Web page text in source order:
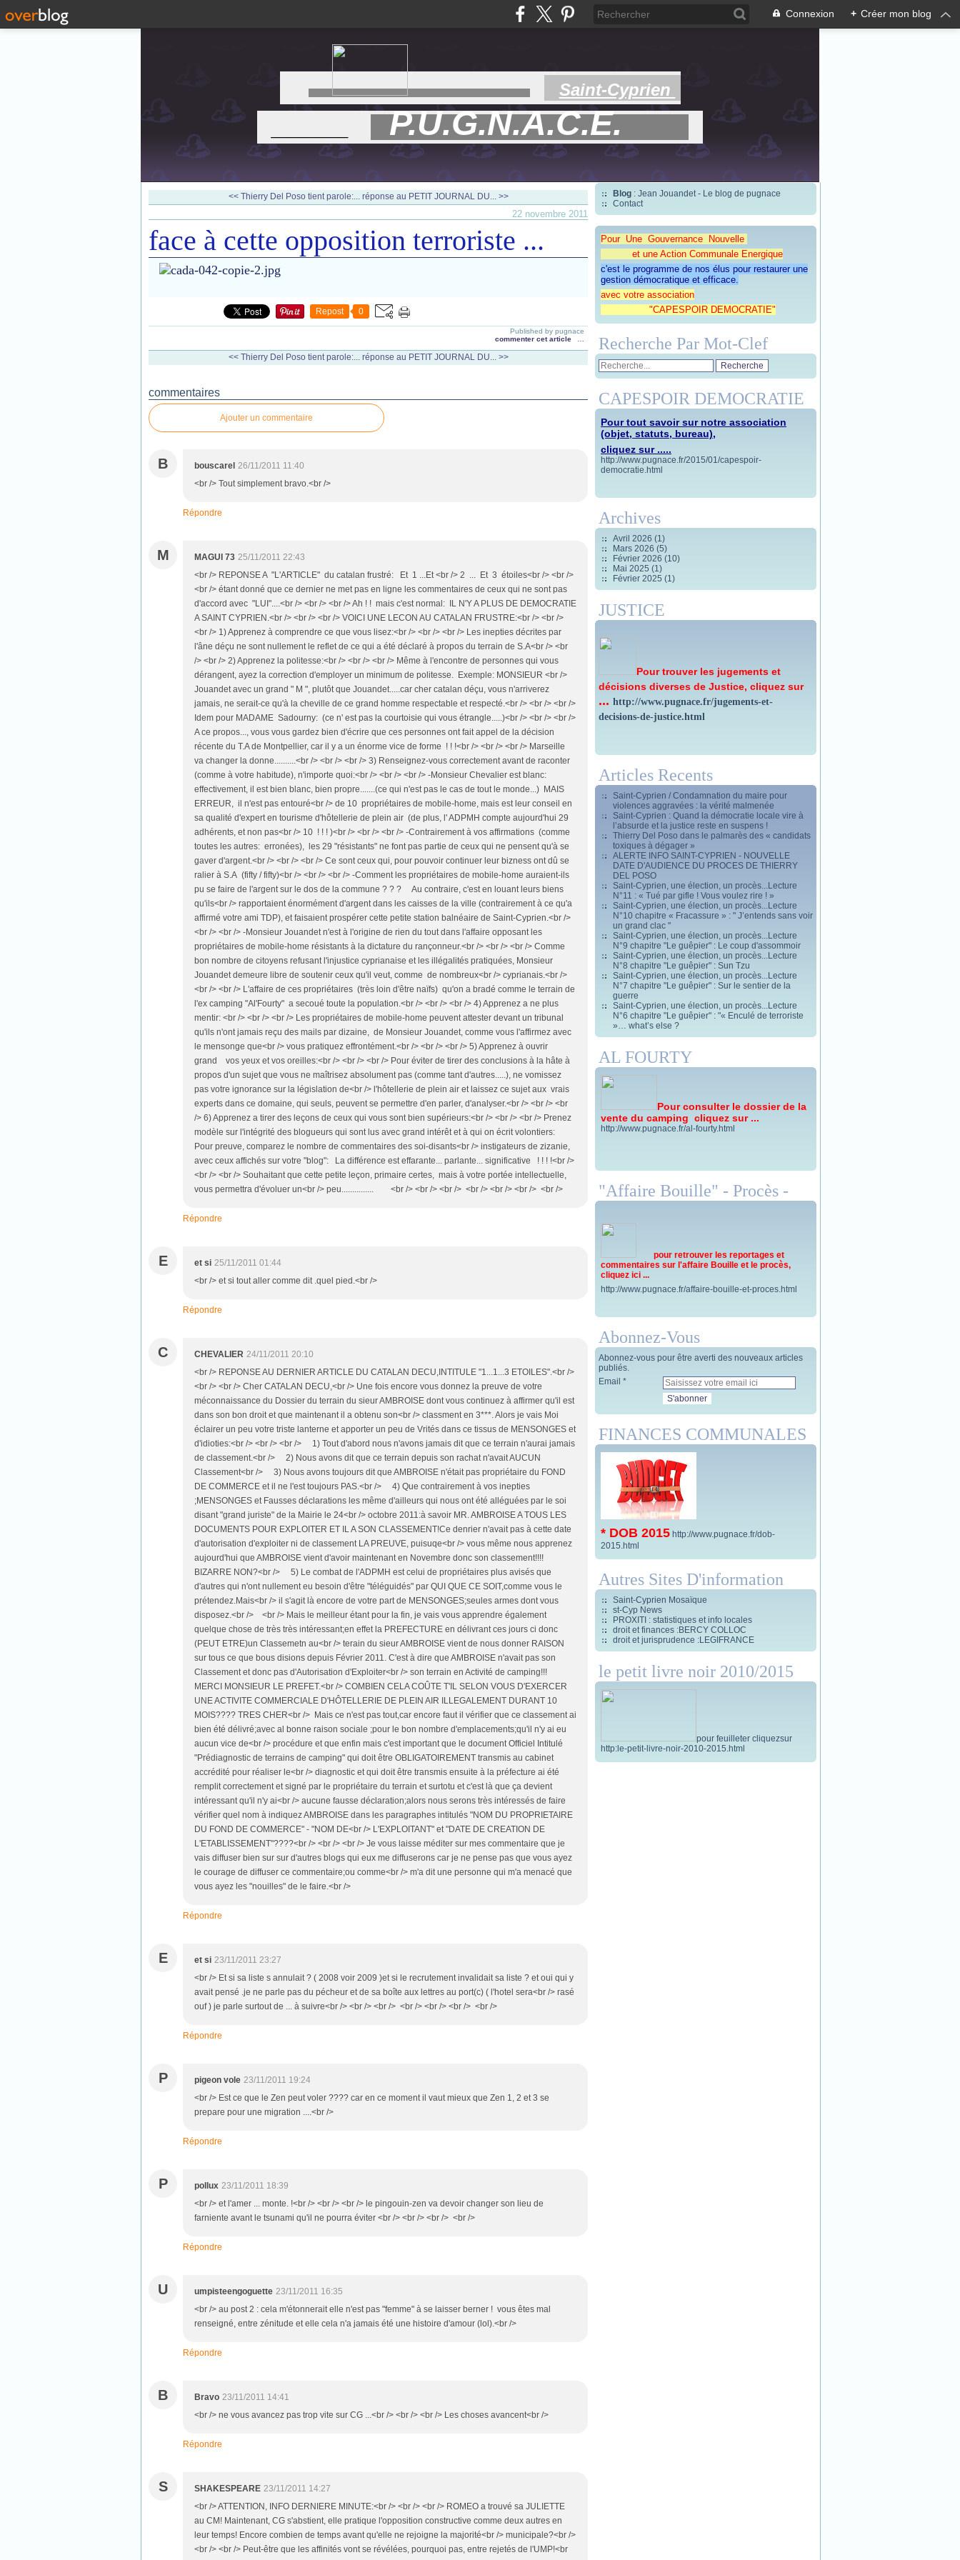
Connexion + Créer mon blog
Saint-Cyprien
P.U.G.N.A.C.E.
<< Thierry Del Poso tient parole:... réponse au PETIT JOURNAL DU... >>
22 novembre 2011
face à cette opposition terroriste ...
Repost 0
Published by pugnace
commenter cet article
<< Thierry Del Poso tient parole:... réponse au PETIT JOURNAL DU... >>
commentaires
Ajouter un commentaire
B bouscarel 26/11/2011 11:40
<br /> Tout simplement bravo.<br />
Répondre
M MAGUI 73 25/11/2011 22:43
<br /> REPONSE A "L'ARTICLE" du catalan frustré: Et 1 ...Et <br /> 2 ... Et 3 étoiles<br /> <br />
<br /> étant donné que ce dernier ne met pas en ligne les commentaires de ceux qui ne sont pas
d'accord avec "LUI"....<br /> <br /> <br /> Ah ! ! mais c'est normal: IL N'Y A PLUS DE DEMOCRATIE
A SAINT CYPRIEN.<br /> <br /> <br /> VOICI UNE LECON AU CATALAN FRUSTRE:<br /> <br />
<br /> 1) Apprenez à comprendre ce que vous lisez:<br /> <br /> <br /> Les inepties décrites par
l'âne déçu ne sont nullement le reflet de ce qui a été déclaré à propos du terrain de S.A<br /> <br
/> <br /> 2) Apprenez la politesse:<br /> <br /> <br /> Même à l'encontre de personnes qui vous
dérangent, ayez la correction d'employer un minimum de politesse. Exemple: MONSIEUR <br />
Jouandet avec un grand " M ", plutôt que Jouandet.....car cher catalan déçu, vous n'arriverez
jamais, ne serait-ce qu'à la cheville de ce grand homme respectable et respecté.<br /> <br /> <br />
Idem pour MADAME Sadourny: (ce n' est pas la courtoisie qui vous étrangle.....)<br /> <br /> <br />
A ce propos..., vous vous gardez bien d'écrire que ces personnes ont fait appel de la décision
récente du T.A de Montpellier, car il y a un énorme vice de forme ! ! !<br /> <br /> <br /> Marseille
va changer la donne..........<br /> <br /> <br /> 3) Renseignez-vous correctement avant de raconter
(comme à votre habitude), n'importe quoi:<br /> <br /> <br /> -Monsieur Chevalier est blanc:
effectivement, il est bien blanc, bien propre.......(ce qui n'est pas le cas de tout le monde...) MAIS
ERREUR, il n'est pas entouré<br /> de 10 propriétaires de mobile-home, mais est leur conseil en
sa qualité d'expert en tourisme d'hôtellerie de plein air (de plus, l' ADPMH compte aujourd'hui 29
adhérents, et non pas<br /> 10 ! ! ! )<br /> <br /> <br /> -Contrairement à vos affirmations (comme
toutes les autres: erronées), les 29 "résistants" ne font pas partie de ceux qui ne pensent qu'à se
gaver d'argent.<br /> <br /> <br /> Ce sont ceux qui, pour pouvoir continuer leur bizness ont dû se
ralier à S.A (fifty / fifty)<br /> <br /> <br /> -Comment les propriétaires de mobile-home auraient-ils
pu se faire de l'argent sur le dos de la commune ? ? ? Au contraire, c'est en louant leurs biens
qu'ils<br /> rapportaient énormément d'argent dans les caisses de la ville (contrairement à ce qu'a
affirmé votre ami TDP), et faisaient prospérer cette petite station balnéaire de Saint-Cyprien.<br />
<br /> <br /> -Monsieur Jouandet n'est à l'origine de rien du tout dans l'affaire opposant les
propriétaires de mobile-home résistants à la dictature du rançonneur.<br /> <br /> <br /> Comme
bon nombre de citoyens refusant l'injustice cyprianaise et les illégalités pratiquées, Monsieur
Jouandet demeure libre de soutenir ceux qu'il veut, comme de nombreux<br /> cyprianais.<br />
<br /> <br /> L'affaire de ces propriétaires (très loin d'être naïfs) qu'on a bradé comme le terrain de
l'ex camping "Al'Fourty" a secoué toute la population.<br /> <br /> <br /> 4) Apprenez a ne plus
mentir: <br /> <br /> <br /> Les propriétaires de mobile-home peuvent attester devant un tribunal
qu'ils n'ont jamais reçu des mails par dizaine, de Monsieur Jouandet, comme vous l'affirmez avec
le mensonge que<br /> vous pratiquez effrontément.<br /> <br /> <br /> 5) Apprenez à ouvrir
grand vos yeux et vos oreilles:<br /> <br /> <br /> Pour éviter de tirer des conclusions à la hâte à
propos d'un sujet que vous ne maîtrisez absolument pas (comme tant d'autres.....), ne vomissez
pas votre ignorance sur la législation de<br /> l'hôtellerie de plein air et laissez ce sujet aux vrais
experts dans ce domaine, qui seuls, peuvent se permettre d'en parler, d'analyser.<br /> <br /> <br
/> 6) Apprenez a tirer des leçons de ceux qui vous sont bien supérieurs:<br /> <br /> <br /> Prenez
modèle sur l'intégrité des blogueurs qui sont lus avec grand intérêt et à qui on écrit volontiers:
Pour preuve, comparez le nombre de commentaires des soi-disants<br /> instigateurs de zizanie,
avec ceux affichés sur votre "blog": La différence est effarante... parlante... significative ! ! ! !<br />
<br /> <br /> Souhaitant que cette petite leçon, primaire certes, mais à votre portée intellectuelle,
vous permettra d'évoluer un<br /> peu............... <br /> <br /> <br /> <br /> <br /> <br /> <br />
Répondre
E et si 25/11/2011 01:44
<br /> et si tout aller comme dit .quel pied.<br />
Répondre
C CHEVALIER 24/11/2011 20:10
<br /> REPONSE AU DERNIER ARTICLE DU CATALAN DECU,INTITULE "1...1...3 ETOILES".<br />
<br /> <br /> Cher CATALAN DECU,<br /> Une fois encore vous donnez la preuve de votre
méconnaissance du Dossier du terrain du sieur AMBROISE dont vous continuez à affirmer qu'il est
dans son bon droit et que maintenant il a obtenu son<br /> classment en 3***. Alors je vais Moi
éclairer un peu votre triste lanterne et apporter un peu de Vrités dans ce tissus de MENSONGES et
d'idioties:<br /> <br /> <br /> 1) Tout d'abord nous n'avons jamais dit que ce terrain n'aurai jamais
de classement.<br /> 2) Nous avons dit que ce terrain depuis son rachat n'avait AUCUN
Classement<br /> 3) Nous avons toujours dit que AMBROISE n'était pas propriétaire du FOND
DE COMMERCE et il ne l'est toujours PAS.<br /> 4) Que contrairement à vos inepties
;MENSONGES et Fausses déclarations les même d'ailleurs qui nous ont été alléguées par le soi
disant "grand juriste" de la Mairie le 24<br /> octobre 2011:à savoir MR. AMBROISE A TOUS LES
DOCUMENTS POUR EXPLOITER ET IL A SON CLASSEMENT!Ce denrier n'avait pas à cette date
d'autorisation d'exploiter ni de classement LA PREUVE, puisuqe<br /> vous même nous apprenez
aujourd'hui que AMBROISE vient d'avoir maintenant en Novembre donc son classement!!!!
BIZARRE NON?<br /> 5) Le combat de l'ADPMH est celui de propriétaires plus avisés que
d'autres qui n'ont nullement eu besoin d'être "téléguidés" par QUI QUE CE SOIT,comme vous le
prétendez.Mais<br /> il s'agit là encore de votre part de MENSONGES;seules armes dont vous
disposez.<br /> <br /> Mais le meilleur étant pour la fin, je vais vous apprendre également
quelque chose de très très intéressant;en effet la PREFECTURE en délivrant ces jours ci donc
(PEUT ETRE)un Classemetn au<br /> terain du sieur AMBROISE vient de nous donner RAISON
sur tous ce que bous disions depuis Février 2011. C'est à dire que AMBROISE n'avait pas son
Classement et donc pas d'Autorisation d'Exploiter<br /> son terrain en Activité de camping!!!
MERCI MONSIEUR LE PREFET.<br /> COMBIEN CELA COÛTE T'IL SELON VOUS D'EXERCER
UNE ACTIVITE COMMERCIALE D'HÔTELLERIE DE PLEIN AIR ILLEGALEMENT DURANT 10
MOIS???? TRES CHER<br /> Mais ce n'est pas tout,car encore faut il vérifier que ce classement ai
bien été délivré;avec al bonne raison sociale ;pour le bon nombre d'emplacements;qu'il n'y ai eu
aucun vice de<br /> procédure et que enfin mais c'est important que le document Officiel Intitulé
"Prédiagnostic de terrains de camping" qui doit être OBLIGATOIREMENT transmis au cabinet
accrédité pour réaliser le<br /> diagnostic et qui doit être transmis ensuite à la préfecture ai été
remplit correctement et signé par le propriétaire du terrain et surtotu et c'est là que ça devient
intéressant qu'il n'y ai<br /> aucune fausse déclaration;alors nous serons très intéressés de faire
vérifier quel nom à indiquez AMBROISE dans les paragraphes intitulés "NOM DU PROPRIETAIRE
DU FOND DE COMMERCE" - "NOM DE<br /> L'EXPLOITANT" et "DATE DE CREATION DE
L'ETABLISSEMENT"????<br /> <br /> <br /> Je vous laisse méditer sur mes commentaire que je
vais diffuser bien sur sur d'autres blogs qui eux me diffuserons car je ne pense pas que vous ayez
le courage de diffuser ce commentaire;ou comme<br /> m'a dit une personne qui m'a menacé que
vous ayez les "nouilles" de le faire.<br />
Répondre
E et si 23/11/2011 23:27
<br /> Et si sa liste s annulait ? ( 2008 voir 2009 )et si le recrutement invalidait sa liste ? et oui qui y
avait pensé .je ne parle pas du pécheur et de sa boîte aux lettres au port(c) ( l'hotel sera<br /> rasé
ouf ) je parle surtout de ... à suivre<br /> <br /> <br /> <br /> <br /> <br /> <br />
Répondre
P pigeon vole 23/11/2011 19:24
<br /> Est ce que le Zen peut voler ???? car en ce moment il vaut mieux que Zen 1, 2 et 3 se
prepare pour une migration ....<br />
Répondre
P pollux 23/11/2011 18:39
<br /> et l'amer ... monte. !<br /> <br /> <br /> le pingouin-zen va devoir changer son lieu de
farniente avant le tsunami qu'il ne pourra éviter <br /> <br /> <br /> <br />
Répondre
U umpisteengoguette 23/11/2011 16:35
<br /> au post 2 : cela m'étonnerait elle n'est pas "femme" à se laisser berner ! vous êtes mal
renseigné, entre zénitude et elle cela n'a jamais été une histoire d'amour (lol).<br />
Répondre
B Bravo 23/11/2011 14:41
<br /> ne vous avancez pas trop vite sur CG ...<br /> <br /> <br /> Les choses avancent<br />
Répondre
S SHAKESPEARE 23/11/2011 14:27
<br /> ATTENTION, INFO DERNIERE MINUTE:<br /> <br /> <br /> ROMEO a trouvé sa JULIETTE
au CM! Maintenant, CG s'abstient, elle pratique l'opposition constructive comme deux autres en
leur temps! Encore combien de temps avant qu'elle ne rejoigne la majorité<br /> municipale?<br />
<br /> <br /> Peut-être que les affinités vont se révélées, pourquoi pas, entre rejetés de l'UMP!<br
Blog : Jean Jouandet - Le blog de pugnace
Contact
Pour Une Gouvernance Nouvelle
et une Action Communale Energique
c'est le programme de nos élus pour restaurer une
gestion démocratique et efficace.
avec votre association
"CAPESPOIR DEMOCRATIE"
Recherche Par Mot-Clef
CAPESPOIR DEMOCRATIE
Pour tout savoir sur notre association
(objet, statuts, bureau),
cliquez sur .....
http://www.pugnace.fr/2015/01/capespoir-
democratie.html
Archives
Avril 2026 (1)
Mars 2026 (5)
Février 2026 (10)
Mai 2025 (1)
Février 2025 (1)
JUSTICE
Pour trouver les jugements et
décisions diverses de Justice, cliquez sur
... http://www.pugnace.fr/jugements-et-
decisions-de-justice.html
Articles Recents
Saint-Cyprien / Condamnation du maire pour
violences aggravées : la vérité malmenée
Saint-Cyprien : Quand la démocratie locale vire à
l’absurde et la justice reste en suspens !
Thierry Del Poso dans le palmarès des « candidats
toxiques à dégager »
ALERTE INFO SAINT-CYPRIEN - NOUVELLE
DATE D'AUDIENCE DU PROCES DE THIERRY
DEL POSO
Saint-Cyprien, une élection, un procès...Lecture
N°11 : « Tué par gifle ! Vous voulez rire ! »
Saint-Cyprien, une élection, un procès...Lecture
N°10 chapitre « Fracassure » : " J’entends sans voir
un grand clac "
Saint-Cyprien, une élection, un procès...Lecture
N°9 chapitre "Le guêpier" : Le coup d'assommoir
Saint-Cyprien, une élection, un procès...Lecture
N°8 chapitre "Le guêpier" : Sun Tzu
Saint-Cyprien, une élection, un procès...Lecture
N°7 chapitre "Le guêpier" : Sur le sentier de la
guerre
Saint-Cyprien, une élection, un procès...Lecture
N°6 chapitre "Le guêpier" : "« Enculé de terroriste
»… what’s else ?
AL FOURTY
Pour consulter le dossier de la
vente du camping cliquez sur ...
http://www.pugnace.fr/al-fourty.html
"Affaire Bouille" - Procès -
pour retrouver les reportages et
commentaires sur l'affaire Bouille et le procès,
cliquez ici ...
http://www.pugnace.fr/affaire-bouille-et-proces.html
Abonnez-Vous
Abonnez-vous pour être averti des nouveaux articles
publiés.
Email
FINANCES COMMUNALES
* DOB 2015 http://www.pugnace.fr/dob-
2015.html
Autres Sites D'information
Saint-Cyprien Mosaïque
st-Cyp News
PROXITI : statistiques et info locales
droit et finances :BERCY COLLOC
droit et jurisprudence :LEGIFRANCE
le petit livre noir 2010/2015
pour feuilleter cliquezsur
http:le-petit-livre-noir-2010-2015.html